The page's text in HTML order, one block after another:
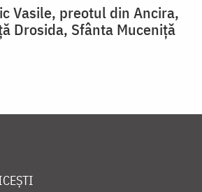
Vasile, preotul din Ancira,
Drosida, Sfânta Muceniță